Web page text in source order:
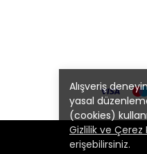
Alışveriş
yasal
(cookies)
Gizlilik ve Çerez
erişebilirsiniz.